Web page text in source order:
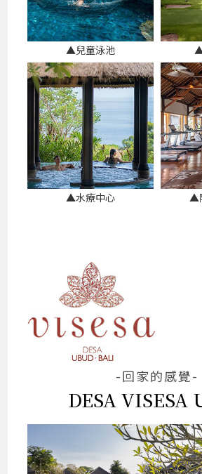
▲兒童泳池
▲水療中心 ▲
-回家的感覺-
DESA VISESA